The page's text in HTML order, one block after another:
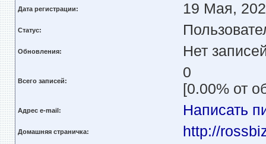
Дата регистрации: 19 Мая,
Статус:
Обновления: Нет
Всего записей:
0
[0.00% от
Адрес e-mail: Написать
Домашняя страничка: http://